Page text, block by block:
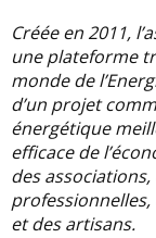
Créée en 2011,
une plateforme
monde de
d’un projet
énergétique
efficace de
des
professionnelles,
et des artisans.